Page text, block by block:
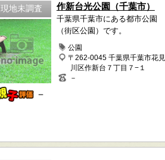
現地未調査
－
作新台光公園（千葉市）
千葉県千葉市にある都市公園
（街区公園）です。
公園
〒262-0045 千葉県千葉市花見
川区作新台７丁目７−１
－